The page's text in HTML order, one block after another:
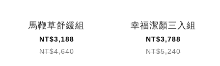
馬鞭草舒緩組
NT$3,188
NT$4,640
幸福潔顏三入組
NT$3,788
NT$5,240